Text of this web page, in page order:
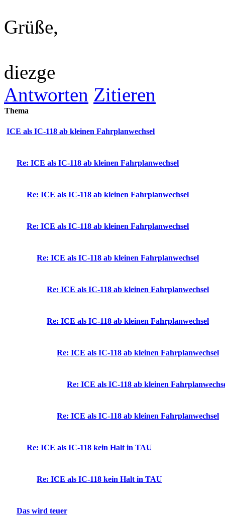
Grüße,
diezge
Antworten Zitieren
Thema
ICE als IC-118 ab kleinen Fahrplanwechsel
Re: ICE als IC-118 ab kleinen Fahrplanwechsel
Re: ICE als IC-118 ab kleinen Fahrplanwechsel
Re: ICE als IC-118 ab kleinen Fahrplanwechsel
Re: ICE als IC-118 ab kleinen Fahrplanwechsel
Re: ICE als IC-118 ab kleinen Fahrplanwechsel
Re: ICE als IC-118 ab kleinen Fahrplanwechsel
Re: ICE als IC-118 ab kleinen Fahrplanwechsel
Re: ICE als IC-118 ab kleinen
Re: ICE als IC-118 ab kleinen Fahrplanwechsel
Re: ICE als IC-118 kein Halt in TAU
Re: ICE als IC-118 kein Halt in TAU
Das wird teuer